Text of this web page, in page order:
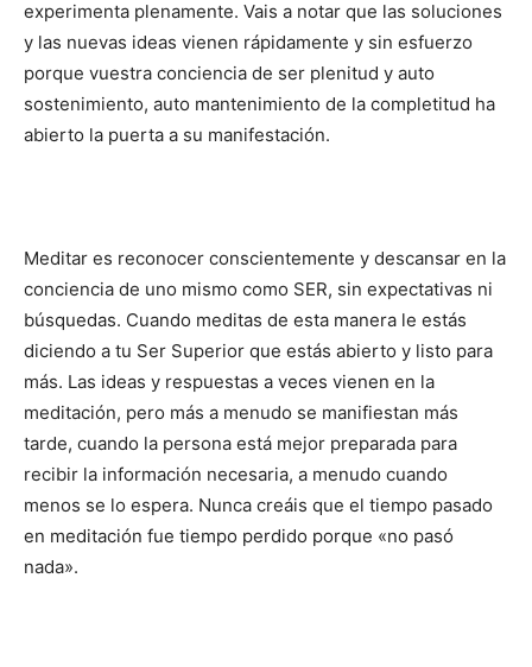
experimenta plenamente. Vais a notar que las soluciones
y las nuevas ideas vienen rápidamente y sin esfuerzo
porque vuestra conciencia de ser plenitud y auto
sostenimiento, auto mantenimiento de la completitud ha
abierto la puerta a su manifestación.
Meditar es reconocer conscientemente y descansar en la
conciencia de uno mismo como SER, sin expectativas ni
búsquedas. Cuando meditas de esta manera le estás
diciendo a tu Ser Superior que estás abierto y listo para
más. Las ideas y respuestas a veces vienen en la
meditación, pero más a menudo se manifiestan más
tarde, cuando la persona está mejor preparada para
recibir la información necesaria, a menudo cuando
menos se lo espera. Nunca creáis que el tiempo pasado
en meditación fue tiempo perdido porque «no pasó
nada».